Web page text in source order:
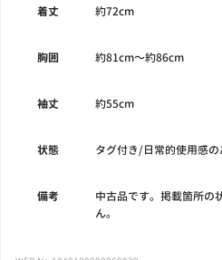
着丈 約72cm
胸囲 約81cm〜約86cm
袖丈 約55cm
状態 タグ付き/日常的使用感
備考
中古品です。掲載箇所の
ん。